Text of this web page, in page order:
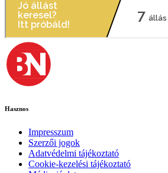
Hasznos
Impresszum
Szerzői jogok
Adatvédelmi tájékoztató
Cookie-kezelési tájékoztató